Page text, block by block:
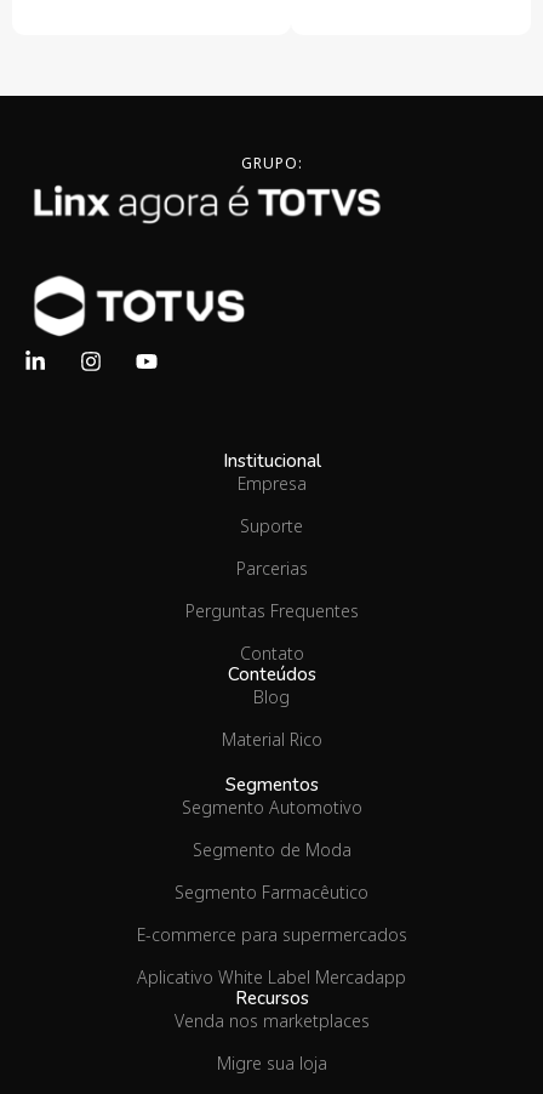
GRUPO:
Institucional
Empresa
Suporte
Parcerias
Perguntas Frequentes
Contato
Conteúdos
Blog
Material Rico
Segmentos
Segmento Automotivo
Segmento de Moda
Segmento Farmacêutico
E-commerce para supermercados
Aplicativo White Label Mercadapp
Recursos
Venda nos marketplaces
Migre sua loja